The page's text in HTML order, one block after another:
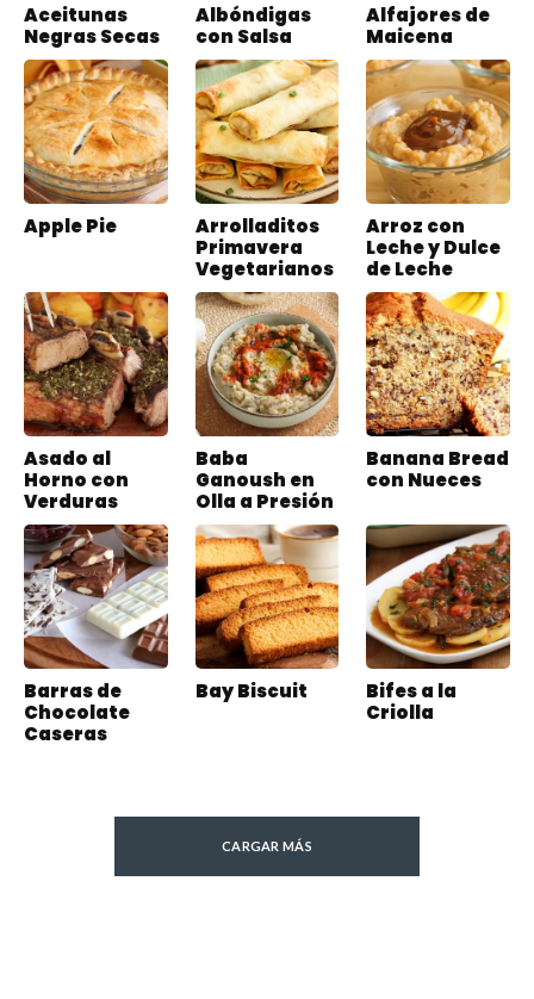
Aceitunas
Negras Secas
Albóndigas
con Salsa
Alfajores de
Maicena
Apple Pie
Arrolladitos
Primavera
Vegetarianos
Arroz con
Leche y Dulce
de Leche
Asado al
Horno con
Verduras
Baba
Ganoush en
Olla a Presión
Banana Bread
con Nueces
Barras de
Chocolate
Caseras
Bay Biscuit
Bifes a la
Criolla
CARGAR MÁS